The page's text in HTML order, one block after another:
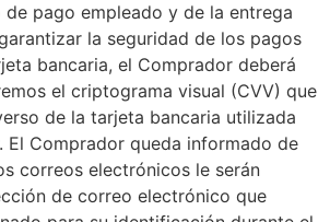
de pago empleado y de la entrega
la seguridad de los pagos
bancaria, el Comprador deberá
el criptograma visual (CVV) que
de la tarjeta bancaria utilizada
El Comprador queda informado de
correos electrónicos le serán
de correo electrónico que